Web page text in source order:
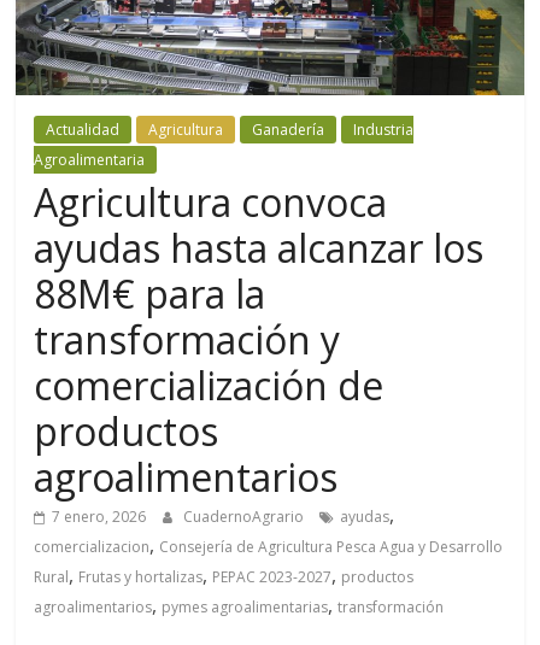
Actualidad Agricultura Ganadería
Industria
Agroalimentaria
Agricultura convoca
ayudas hasta alcanzar los
88M€ para la
transformación y
comercialización de
productos
agroalimentarios
7 enero, 2026 CuadernoAgrario ayudas,
comercializacion, Consejería de Agricultura Pesca Agua y Desarrollo
Rural, Frutas y hortalizas, PEPAC 2023-2027, productos
agroalimentarios, pymes agroalimentarias,transformación